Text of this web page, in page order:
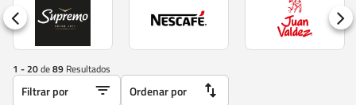
1 - 20de89 Resultados